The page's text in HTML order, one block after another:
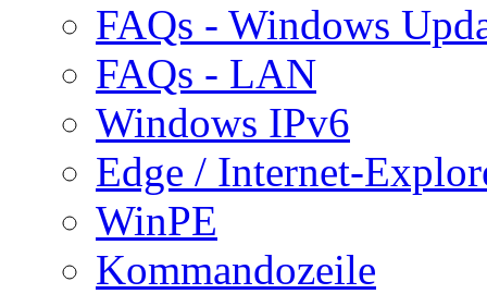
FAQs - Windows
FAQs - LAN
Windows IPv6
Edge / Internet-
WinPE
Kommandozeile